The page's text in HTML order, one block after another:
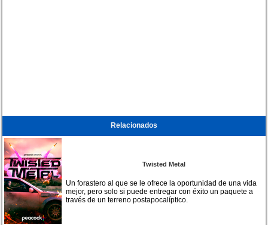
Relacionados
Twisted Metal
Un forastero al que se le ofrece la oportunidad de una vida
mejor, pero solo si puede entregar con éxito un paquete a
través de un terreno postapocalíptico.